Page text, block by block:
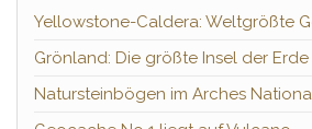
Yellowstone-Caldera: Weltgrößte
Grönland: Die größte Insel der Erde
Natursteinbögen im Arches